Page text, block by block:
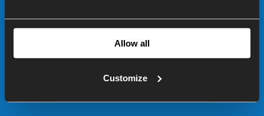
Allow all
Customize